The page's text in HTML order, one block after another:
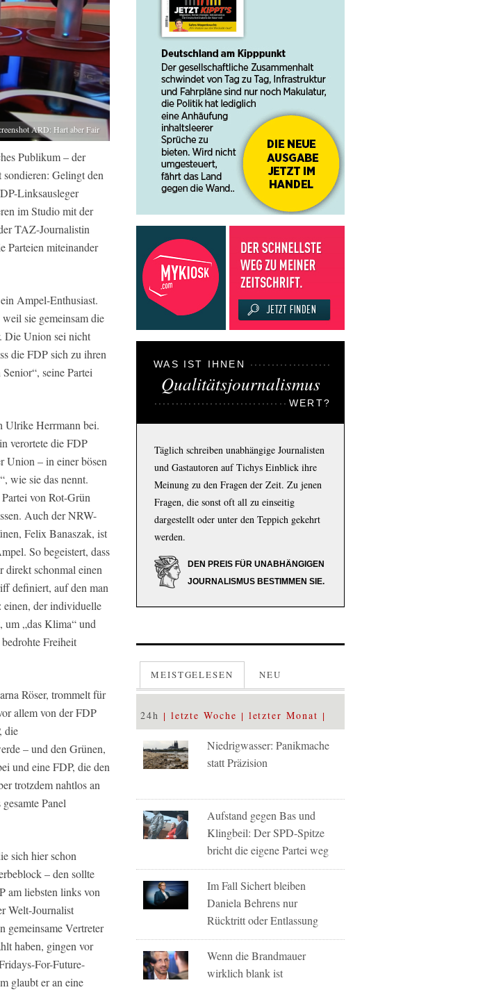
ARD: Hart aber Fair
Publikum – der
Gelingt den
Linksausleger
im Studio mit der
TAZ-Journalistin
Parteien miteinander
Ampel-Enthusiast.
sie gemeinsam die
Die Union sei nicht
die FDP sich zu ihren
seine Partei
Ulrike Herrmann bei.
verortete die FDP
Union – in einer bösen
wie sie das nennt.
von Rot-Grün
Auch der NRW-
Felix Banaszak, ist
So begeistert, dass
direkt schonmal einen
definiert, auf den man
einen, der individuelle
um „das Klima“ und
Freiheit
Röser, trommelt für
allem von der FDP
die
– und den Grünen,
und eine FDP, die den
trotzdem nahtlos an
Panel
sich hier schon
– den sollte
am liebsten links von
Welt-Journalist
gemeinsame Vertreter
haben, gingen vor
For-Future-
glaubt er an eine
WAS IST IHNEN
Qualitätsjournalismus
WERT?
Täglich schreiben unabhängige Journalisten
und Gastautoren auf Tichys Einblick ihre
Meinung zu den Fragen der Zeit. Zu jenen
Fragen, die sonst oft all zu einseitig
dargestellt oder unter den Teppich gekehrt
werden.
DEN PREIS FÜR UNABHÄNGIGEN
JOURNALISMUS BESTIMMEN SIE.
MEISTGELESEN NEU
24h letzte Woche letzter Monat
Niedrigwasser: Panikmache
statt Präzision
Aufstand gegen Bas und
Klingbeil: Der SPD-Spitze
bricht die eigene Partei weg
Im Fall Sichert bleiben
Daniela Behrens nur
Rücktritt oder Entlassung
Wenn die Brandmauer
wirklich blank ist